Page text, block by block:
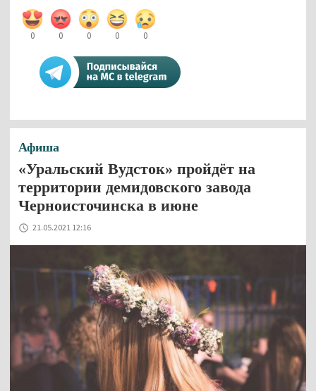
0 0 0 0 0
Афиша
«Уральский Вудсток» пройдёт на
территории демидовского завода
Черноисточинска в июне
21.05.2021 12:16